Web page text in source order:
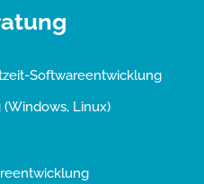
Softwareentwicklung
Linux)